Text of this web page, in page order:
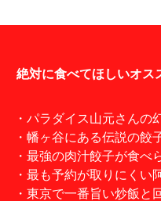
絶対に食べてほしいオス
・パラダイス山元さんの
・幡ヶ谷にある伝説の餃
・最強の肉汁餃子が食べ
・最も予約が取りにくい
・東京で一番旨い炒飯と